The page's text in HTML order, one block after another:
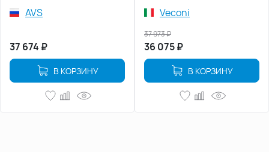
AVS
37 674 ₽
В КОРЗИНУ
Veconi
36 075₽
37 973₽
В КОРЗИНУ